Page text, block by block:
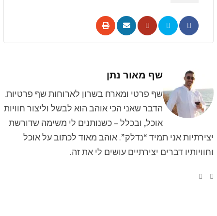
שף מאור נתן
שף פרטי ומארח בשרון לארוחות שף פרטיות.
הדבר שאני הכי אוהב הוא לבשל וליצור חוויות
אוכל, ובכלל – כשנותנים לי משימה שדורשת
יצירתיות אני תמיד “נדלק”. אוהב מאוד לכתוב על אוכל
וחוויותיו דברים יצירתיים עושים לי את זה.